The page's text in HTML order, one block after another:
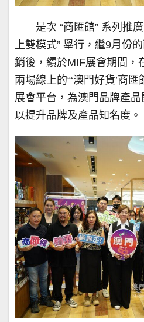
是次 “商匯館” 系列推
上雙模式” 舉行，繼9月份
銷後，續於MIF展會期間，
兩場線上的“‘澳門好貨’商
展會平台，為澳門品牌產品
以提升品牌及產品知名度。